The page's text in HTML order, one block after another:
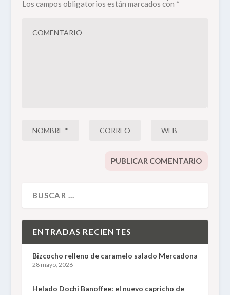
Los campos obligatorios están marcados con *
ENTRADAS RECIENTES
Bizcocho relleno de caramelo salado Mercadona
28 mayo, 2026
Helado Dochi Banoffee: el nuevo capricho de